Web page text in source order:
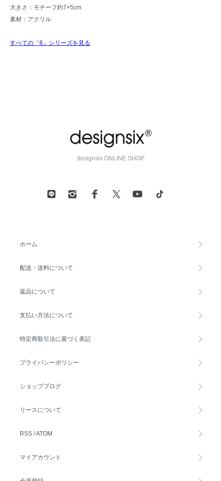
大きさ：モチーフ約7×5cm
素材：アクリル
すべての「6」シリーズを見る
designsix ONLINE SHOP
ホーム
配送・送料について
返品について
支払い方法について
特定商取引法に基づく表記
プライバシーポリシー
ショップブログ
リースについて
RSS /ATOM
マイアカウント